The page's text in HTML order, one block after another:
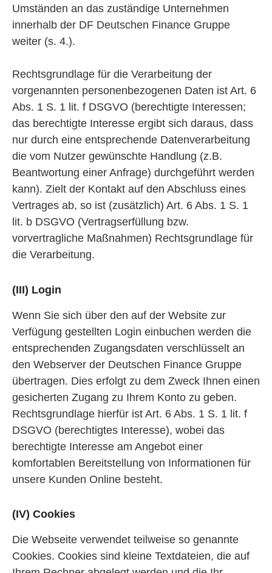
Umständen an das zuständige Unternehmen
innerhalb der DF Deutschen Finance Gruppe
weiter (s. 4.).
Rechtsgrundlage für die Verarbeitung der
vorgenannten personenbezogenen Daten ist Art. 6
Abs. 1 S. 1 lit. f DSGVO (berechtigte Interessen;
das berechtigte Interesse ergibt sich daraus, dass
nur durch eine entsprechende Datenverarbeitung
die vom Nutzer gewünschte Handlung (z.B.
Beantwortung einer Anfrage) durchgeführt werden
kann). Zielt der Kontakt auf den Abschluss eines
Vertrages ab, so ist (zusätzlich) Art. 6 Abs. 1 S. 1
lit. b DSGVO (Vertragserfüllung bzw.
vorvertragliche Maßnahmen) Rechtsgrundlage für
die Verarbeitung.
(III) Login
Wenn Sie sich über den auf der Website zur
Verfügung gestellten Login einbuchen werden die
entsprechenden Zugangsdaten verschlüsselt an
den Webserver der Deutschen Finance Gruppe
übertragen. Dies erfolgt zu dem Zweck Ihnen einen
gesicherten Zugang zu Ihrem Konto zu geben.
Rechtsgrundlage hierfür ist Art. 6 Abs. 1 S. 1 lit. f
DSGVO (berechtigtes Interesse), wobei das
berechtigte Interesse am Angebot einer
komfortablen Bereitstellung von Informationen für
unsere Kunden Online besteht.
(IV) Cookies
Die Webseite verwendet teilweise so genannte
Cookies. Cookies sind kleine Textdateien, die auf